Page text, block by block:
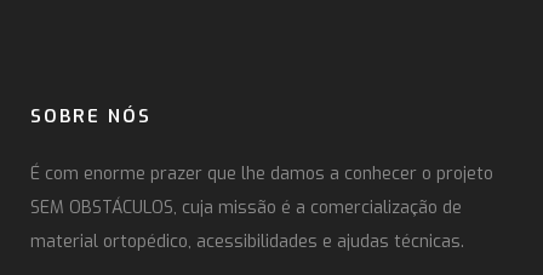
SOBRE NÓS
É com enorme prazer que lhe damos a conhecer o projeto
SEM OBSTÁCULOS, cuja missão é a comercialização de
material ortopédico, acessibilidades e ajudas técnicas.